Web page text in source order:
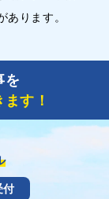
ります。
を
す！
付